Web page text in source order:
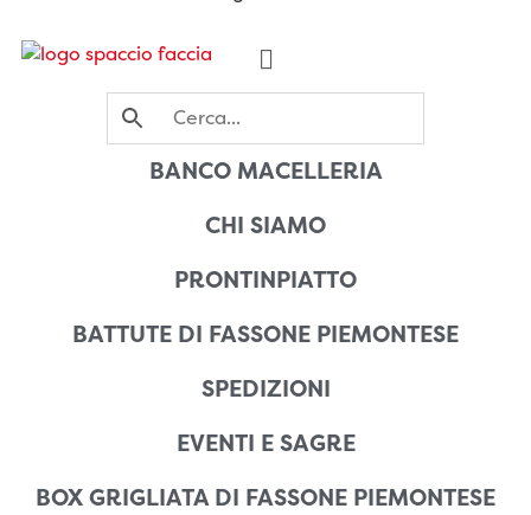
BANCO MACELLERIA
CHI SIAMO
PRONTINPIATTO
BATTUTE DI FASSONE PIEMONTESE
SPEDIZIONI
EVENTI E SAGRE
BOX GRIGLIATA DI FASSONE PIEMONTESE